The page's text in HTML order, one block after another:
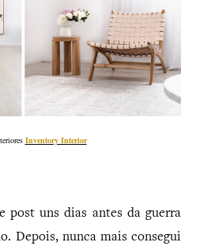
Inventory Interior
post uns dias antes da guerra
Depois, nunca mais consegui